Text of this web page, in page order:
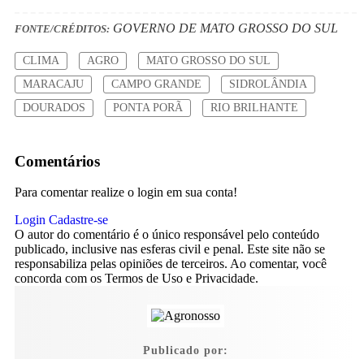
FONTE/CRÉDITOS:GOVERNO DE MATO GROSSO DO SUL
CLIMA AGRO
MATO GROSSO DO SUL
MARACAJU
CAMPO GRANDE
SIDROLÂNDIA
DOURADOS
PONTA PORÃ RIO BRILHANTE
Comentários
Para comentar realize o login em sua conta!
Login Cadastre-se
O autor do comentário é o único responsável pelo conteúdo
publicado, inclusive nas esferas civil e penal. Este site não se
responsabiliza pelas opiniões de terceiros. Ao comentar, você
concorda com os Termos de Uso e Privacidade.
Publicado por: